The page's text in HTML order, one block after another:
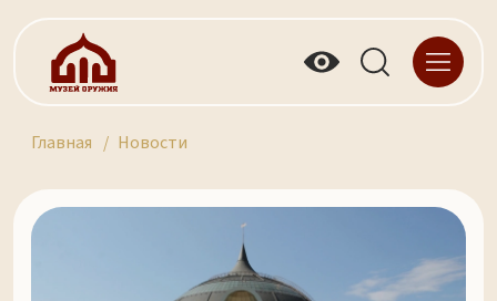
Главная Новости